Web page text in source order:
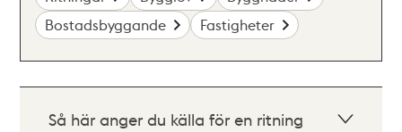
Bostadsbyggande
Fastigheter
Så här anger du källa för en ritning